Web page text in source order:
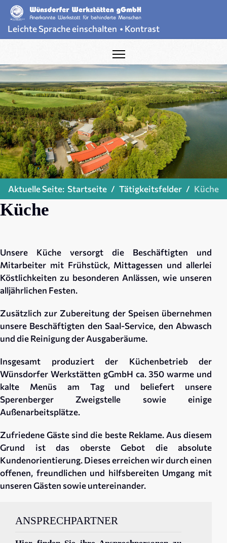
Leichte Sprache einschalten • Kontrast
Aktuelle Seite: Startseite Tätigkeitsfelder Küche
Küche
Unsere Küche versorgt die Beschäftigten und
Mitarbeiter mit Frühstück, Mittagessen und allerlei
Köstlichkeiten zu besonderen Anlässen, wie unseren
alljährlichen Festen.
Zusätzlich zur Zubereitung der Speisen übernehmen
unsere Beschäftigten den Saal-Service, den Abwasch
und die Reinigung der Ausgaberäume.
Insgesamt produziert der Küchenbetrieb der
Wünsdorfer Werkstätten gGmbH ca. 350 warme und
kalte Menüs am Tag und beliefert unsere
Sperenberger Zweigstelle sowie einige
Außenarbeitsplätze.
Zufriedene Gäste sind die beste Reklame. Aus diesem
Grund ist das oberste Gebot die absolute
Kundenorientierung. Dieses erreichen wir durch einen
offenen, freundlichen und hilfsbereiten Umgang mit
unseren Gästen sowie untereinander.
ANSPRECHPARTNER